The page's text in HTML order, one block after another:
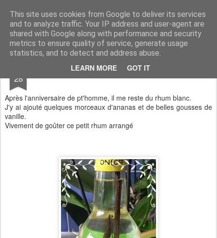
This site uses cookies from Google to deliver its services
and to analyze traffic. Your IP address and user-agent are
shared with Google along with performance and security
metrics to ensure quality of service, generate usage
statistics, and to detect and address abuse.
LEARN MORE GOT IT
Aux papilles by Virginie
28 Rhum ananas/vanille
Après l'anniversaire de pt'homme, il me reste du rhum blanc.
J'y ai ajouté quelques morceaux d'ananas et de belles gousses de
vanille.
Vivement de goûter ce petit rhum arrangé